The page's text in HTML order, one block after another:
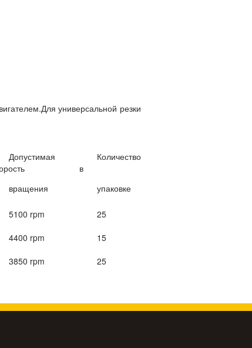
универсальной резки
Допустимая
вращения
Количество
в
упаковке
5100 rpm
25
4400 rpm
15
3850 rpm 25